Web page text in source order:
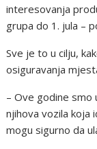
interesovanja
grupa do 1. jula –
Sve je to u cilju,
osiguravanja
– Ove godine smo
njihova vozila koja
mogu sigurno da